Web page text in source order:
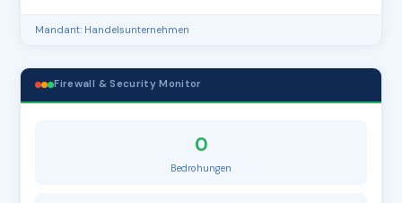
Mandant: Handelsunternehmen
Firewall & Security Monitor
0
Bedrohungen